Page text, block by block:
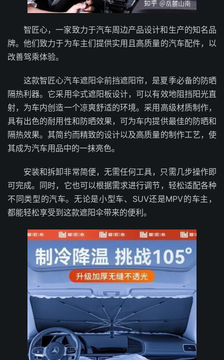
智匠心，一家致力于汽车周边产品设计和生产的知名品
牌。他们致力于为车主们提供实用且高质量的汽车配件，以
改善驾乘体验。
这款智匠心汽车遮阳伞前挡遮阳帘，是夏季必备的防晒
隔热利器。它采用伞式遮阳板设计，可以有效地阻挡阳光直
射，为车内创造一个凉爽舒适的环境。采用高级材质制作，
具有出色的耐用性和防晒效果，可为车内提供最佳的防晒和
隔热效果。其简约而精致的设计以及高质量的制作工艺，使
其成为汽车用品中的一抹亮色。
安装和拆卸非常简便，无需任何工具，只需几步操作即
可完成。同时，它也可以根据需求进行调节，轻松适配各种
不同类型的汽车。无论是小型车、SUV还是MPV的车主，
都能轻松享受到这款遮阳伞带来的便利。